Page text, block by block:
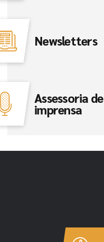
Newsletters
Assessoria de
imprensa